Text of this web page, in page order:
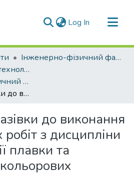
Log In (current)
Інженерно-фізичний факультет
Кафедра машин і технології ливарного виробництва (Кафедра М і ТЛВ)
Навчально-методичний комплекс дисциплін кафедри М і ТЛВ
Методичні вказівки до виконання лабораторних робіт з дисципліни "Основи теорії плавки та виробництва кольорових виливків"
до виконання
з дисципліни
плавки та